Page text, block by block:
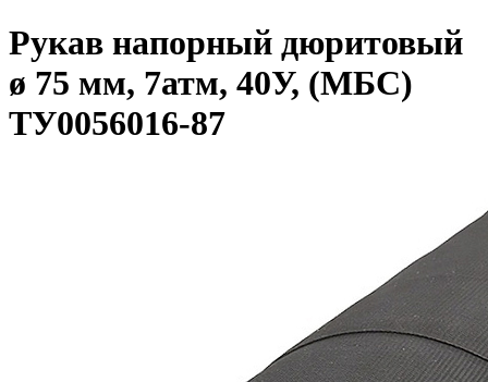
Рукав напорный дюритовый
ø 75 мм, 7атм, 40У, (МБС)
ТУ0056016-87